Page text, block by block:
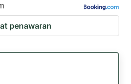
penawaran